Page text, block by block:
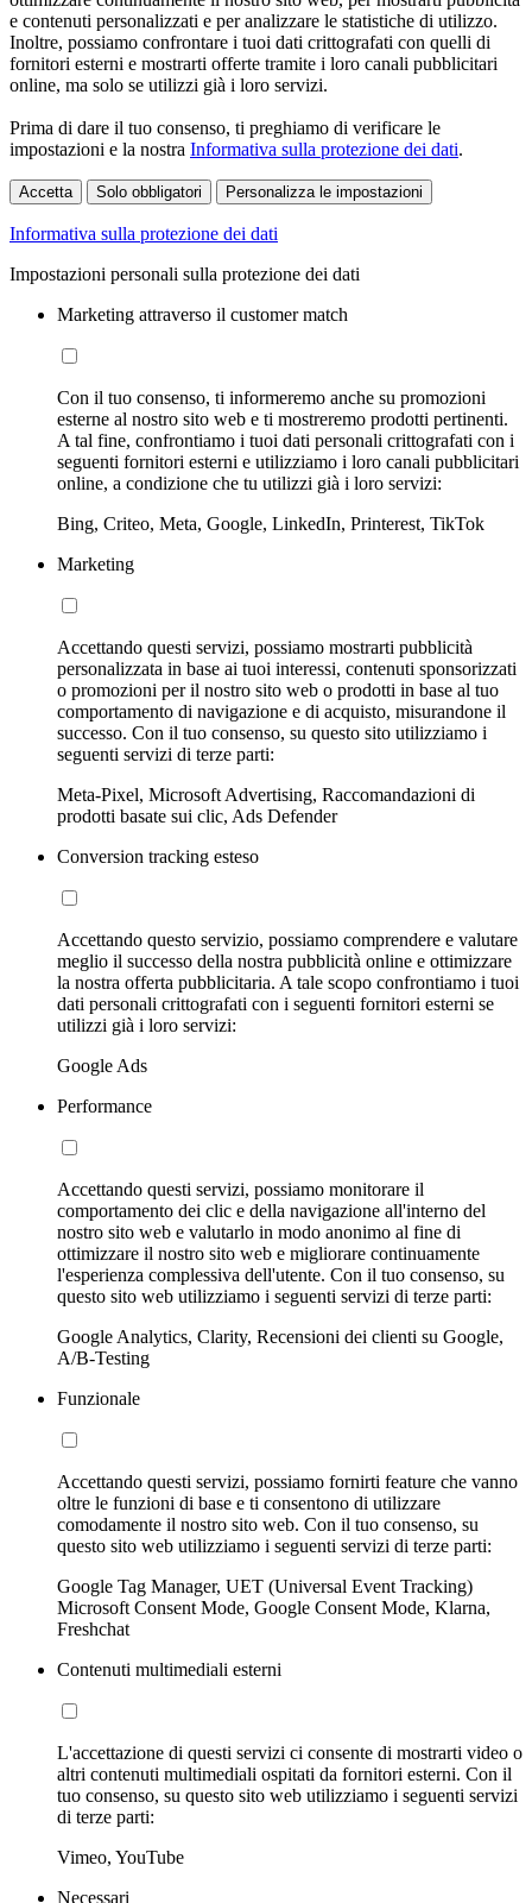
e contenuti personalizzati e per analizzare le statistiche di utilizzo.
Inoltre, possiamo confrontare i tuoi dati crittografati con quelli di
fornitori esterni e mostrarti offerte tramite i loro canali pubblicitari
online, ma solo se utilizzi già i loro servizi.
Prima di dare il tuo consenso, ti preghiamo di verificare le
impostazioni e la nostra Informativa sulla protezione dei dati.
Accetta Solo obbligatori Personalizza le impostazioni
Informativa sulla protezione dei dati
Impostazioni personali sulla protezione dei dati
Marketing attraverso il customer match
Con il tuo consenso, ti informeremo anche su promozioni
esterne al nostro sito web e ti mostreremo prodotti pertinenti.
A tal fine, confrontiamo i tuoi dati personali crittografati con i
seguenti fornitori esterni e utilizziamo i loro canali pubblicitari
online, a condizione che tu utilizzi già i loro servizi:
Bing, Criteo, Meta, Google, LinkedIn, Printerest, TikTok
Marketing
Accettando questi servizi, possiamo mostrarti pubblicità
personalizzata in base ai tuoi interessi, contenuti sponsorizzati
o promozioni per il nostro sito web o prodotti in base al tuo
comportamento di navigazione e di acquisto, misurandone il
successo. Con il tuo consenso, su questo sito utilizziamo i
seguenti servizi di terze parti:
Meta-Pixel, Microsoft Advertising, Raccomandazioni di
prodotti basate sui clic, Ads Defender
Conversion tracking esteso
Accettando questo servizio, possiamo comprendere e valutare
meglio il successo della nostra pubblicità online e ottimizzare
la nostra offerta pubblicitaria. A tale scopo confrontiamo i tuoi
dati personali crittografati con i seguenti fornitori esterni se
utilizzi già i loro servizi:
Google Ads
Performance
Accettando questi servizi, possiamo monitorare il
comportamento dei clic e della navigazione all'interno del
nostro sito web e valutarlo in modo anonimo al fine di
ottimizzare il nostro sito web e migliorare continuamente
l'esperienza complessiva dell'utente. Con il tuo consenso, su
questo sito web utilizziamo i seguenti servizi di terze parti:
Google Analytics, Clarity, Recensioni dei clienti su Google,
A/B-Testing
Funzionale
Accettando questi servizi, possiamo fornirti feature che vanno
oltre le funzioni di base e ti consentono di utilizzare
comodamente il nostro sito web. Con il tuo consenso, su
questo sito web utilizziamo i seguenti servizi di terze parti:
Google Tag Manager, UET (Universal Event Tracking)
Microsoft Consent Mode, Google Consent Mode, Klarna,
Freshchat
Contenuti multimediali esterni
L'accettazione di questi servizi ci consente di mostrarti video o
altri contenuti multimediali ospitati da fornitori esterni. Con il
tuo consenso, su questo sito web utilizziamo i seguenti servizi
di terze parti:
Vimeo, YouTube
Necessari